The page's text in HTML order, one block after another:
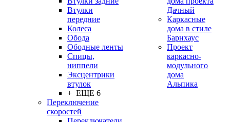
Втулки
передние
Колеса
Обода
Ободные ленты
Спицы,
ниппели
Эксцентрики
втулок
+ ЕЩЕ 6
Переключение
скоростей
Дачный
Каркасные
дома в стиле
Барнхаус
Проект
каркасно-
модульного
дома
Альпика